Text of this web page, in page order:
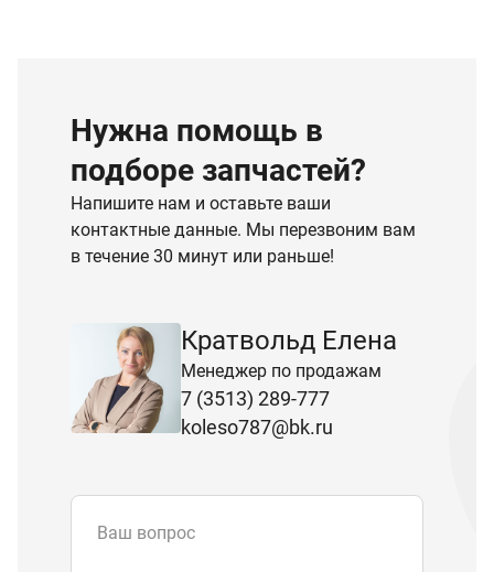
Нужна помощь в
подборе запчастей?
Напишите нам и оставьте ваши
контактные данные. Мы перезвоним вам
в течение 30 минут или раньше!
Кратвольд Елена
Менеджер по продажам
7 (3513) 289-777
koleso787@bk.ru
Ваш вопрос